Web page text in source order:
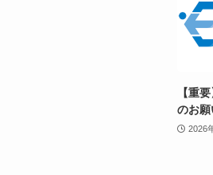
【重
のお願
2026